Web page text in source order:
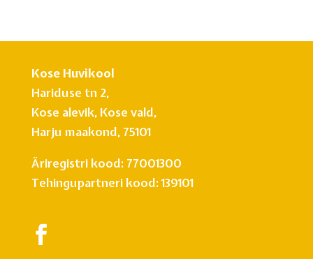
Kose Huvikool
Hariduse tn 2,
Kose alevik, Kose vald,
Harju maakond, 75101
Äriregistri kood: 77001300
Tehingupartneri kood: 139101